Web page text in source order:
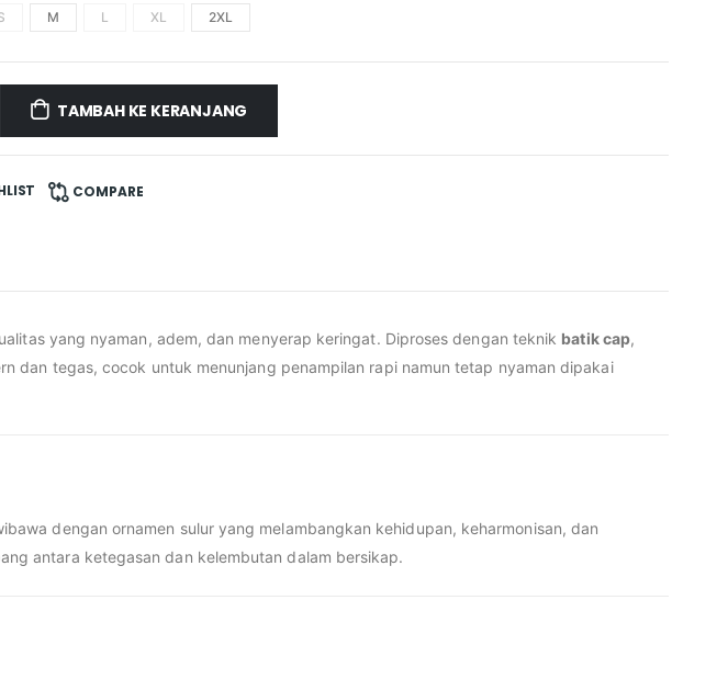
M L XL 2XL
TAMBAH KE KERANJANG
COMPARE
yang nyaman, adem, dan menyerap keringat. Diproses dengan teknik batik cap,
dan tegas, cocok untuk menunjang penampilan rapi namun tetap nyaman dipakai
dengan ornamen sulur yang melambangkan kehidupan, keharmonisan, dan
antara ketegasan dan kelembutan dalam bersikap.